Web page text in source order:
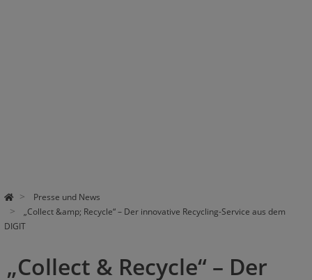
Presse und News
„Collect &amp; Recycle“ – Der innovative Recycling-Service aus dem
DIGIT
„Collect & Recycle“ – Der